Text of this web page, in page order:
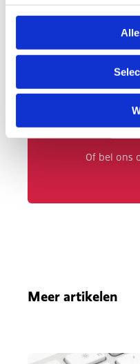
Neem
Wij helpen je
jouw
Of bel ons
Meer artikelen